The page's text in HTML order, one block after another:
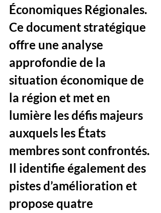
Économiques Régionales.
Ce document stratégique
offre une analyse
approfondie de la
situation économique de
la région et met en
lumière les défis majeurs
auxquels les États
membres sont confrontés.
Il identifie également des
pistes d’amélioration et
propose quatre